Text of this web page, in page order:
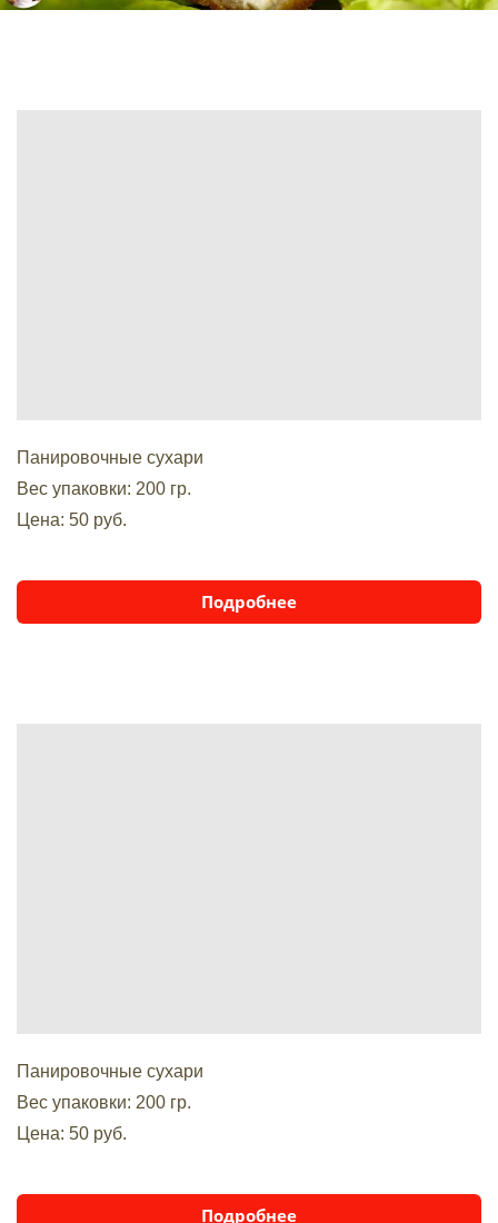
Панировочные сухари
Вес упаковки: 200 гр.
Цена: 50 руб.
Подробнее
Панировочные сухари
Вес упаковки: 200 гр.
Цена: 50 руб.
Подробнее